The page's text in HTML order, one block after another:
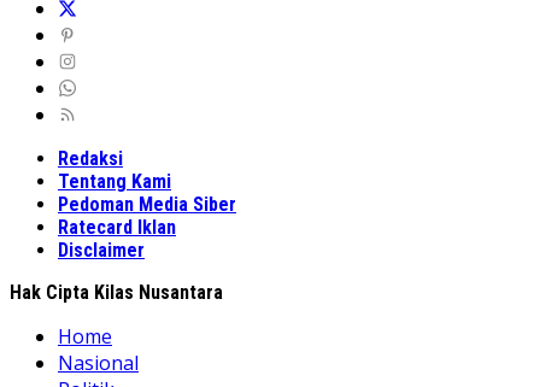
Redaksi
Tentang Kami
Pedoman Media Siber
Ratecard Iklan
Disclaimer
Hak Cipta Kilas Nusantara
Home
Nasional